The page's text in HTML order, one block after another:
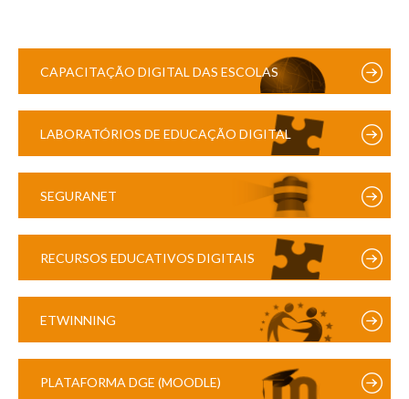
CAPACITAÇÃO DIGITAL DAS ESCOLAS
LABORATÓRIOS DE EDUCAÇÃO DIGITAL
SEGURANET
RECURSOS EDUCATIVOS DIGITAIS
ETWINNING
PLATAFORMA DGE (MOODLE)